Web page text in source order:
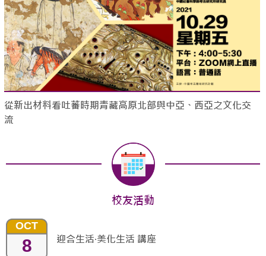
從新出材料看吐蕃時期青藏高原北部與中亞、西亞之文化交
流
校友活動
OCT
8 迎合生活‧美化生活 講座